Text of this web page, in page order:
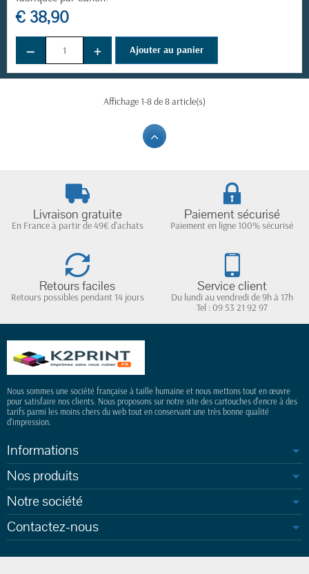
€ 38,90
− + Ajouter au panier
Affichage 1-8 de 8 article(s)
Livraison gratuite
En France à partir de 49€ d'achats
Paiement sécurisé
Paiement en ligne 100% sécurisé
Retours faciles
Retours possibles pendant 14 jours
Service client
Du lundi au vendredi de 9h à 17h
Tel : 09 53 21 92 97
Nous sommes une société française à taille humaine et nous mettons tout en œuvre
pour satisfaire nos clients. Nous proposons sur notre site des cartouches d'encre à des
tarifs parmi les moins chers du web tout en conservant une très bonne qualité
d'impression.
Informations
Nos produits
Notre société
Contactez-nous